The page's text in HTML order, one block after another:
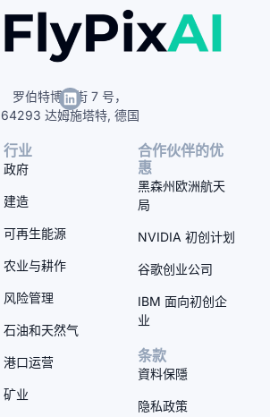
罗伯特博世街 7 号，
64293 达姆施塔特, 德国
行业
政府
建造
可再生能源
农业与耕作
风险管理
石油和天然气
港口运营
矿业
合作伙伴的优
惠
黑森州欧洲航天
局
NVIDIA 初创计划
谷歌创业公司
IBM 面向初创企
业
条款
資料保隱
隐私政策